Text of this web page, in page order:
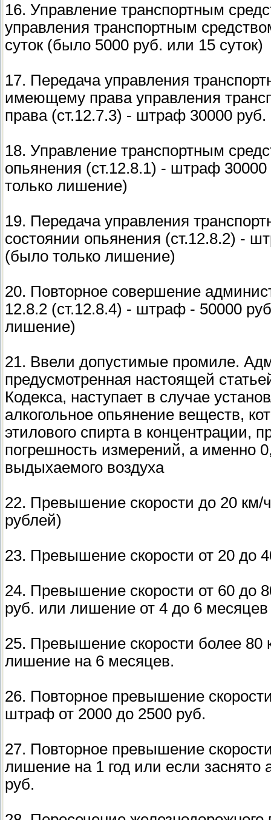
16. Управление транспортным
управления транспортным
суток (было 5000 руб. или 15 суток)
17. Передача управления
имеющему права управления
права (ст.12.7.3) - штраф 30000
18. Управление транспортным
опьянения (ст.12.8.1) - штраф
только лишение)
19. Передача управления
состоянии опьянения (ст.12.8.2) -
(было только лишение)
20. Повторное совершение
12.8.2 (ст.12.8.4) - штраф - 50000
лишение)
21. Ввели допустимые промиле.
предусмотренная настоящей
Кодекса, наступает в случае
алкогольное опьянение веществ,
этилового спирта в
погрешность измерений, а именно
выдыхаемого воздуха
22. Превышение скорости до 20
рублей)
23. Превышение скорости от 20 до
24. Превышение скорости от 60 до
руб. или лишение от 4 до 6 месяцев
25. Превышение скорости более
лишение на 6 месяцев.
26. Повторное превышение
штраф от 2000 до 2500 руб.
27. Повторное превышение
лишение на 1 год или если
руб.